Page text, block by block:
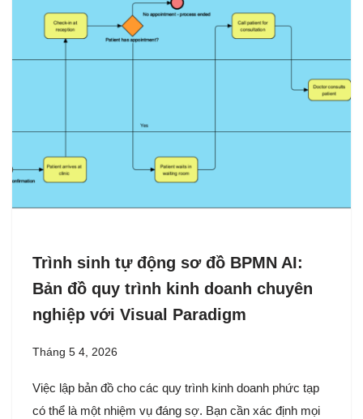
Trình sinh tự động sơ đồ BPMN AI:
Bản đồ quy trình kinh doanh chuyên
nghiệp với Visual Paradigm
Tháng 5 4, 2026
Việc lập bản đồ cho các quy trình kinh doanh phức tạp
có thể là một nhiệm vụ đáng sợ. Bạn cần xác định mọi